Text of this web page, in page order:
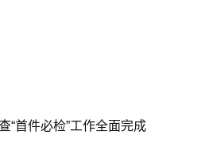
“首件必检”工作全面完成